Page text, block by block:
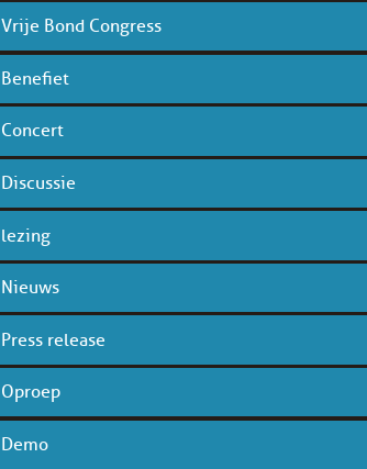
Vrije Bond Congress
Benefiet
Concert
Discussie
lezing
Nieuws
Press release
Oproep
Demo